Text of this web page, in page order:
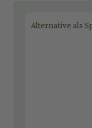
Alternative als